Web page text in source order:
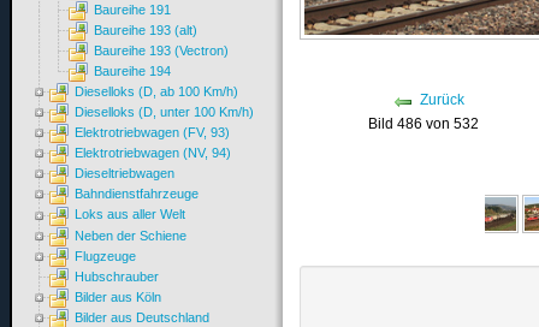
Zurück
Bild 486 von 532
Baureihe 191
Baureihe 193 (alt)
Baureihe 193 (Vectron)
Baureihe 194
Dieselloks (D, ab 100 Km/h)
Dieselloks (D, unter 100 Km/h)
Elektrotriebwagen (FV, 93)
Elektrotriebwagen (NV, 94)
Dieseltriebwagen
Bahndienstfahrzeuge
Loks aus aller Welt
Neben der Schiene
Flugzeuge
Hubschrauber
Bilder aus Köln
Bilder aus Deutschland